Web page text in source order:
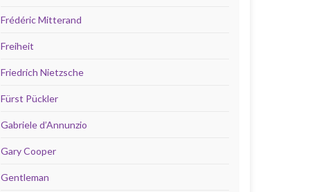
Frédéric Mitterand
Freiheit
Friedrich Nietzsche
Fürst Pückler
Gabriele d’Annunzio
Gary Cooper
Gentleman